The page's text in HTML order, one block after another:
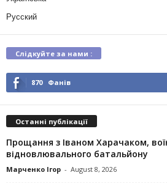
Русский
Слідкуйте за нами :
870 Фанів
Останні публікації
Прощання з Іваном Харачаком,
відновлювального батальйону
Марченко Ігор - August 8, 2026